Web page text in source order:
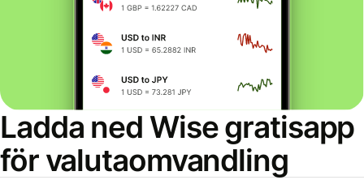
Ladda ned Wise gratisapp
för valutaomvandling